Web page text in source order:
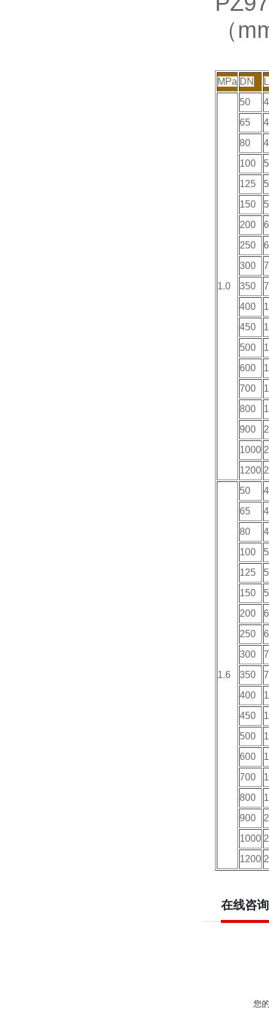
（
MPa DN L
1.0
50
65
80
100
125
150
200
250
300
350
400
450
500
600
700
800
900
1000
1200
1.6
50
65
80
100
125
150
200
250
300
350
400
450
500
600
700
800
900
1000
1200
在线咨询
您